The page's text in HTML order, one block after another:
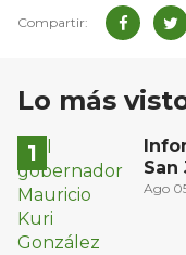
Lo más
San
Ago